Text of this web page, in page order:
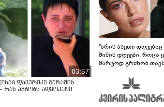
03:57
დავურეკე გურამის
რას ამბობს ადვოკატი
"არის ასეთი
შიშის დღეები, როცა
მარტოდ გრძნობ